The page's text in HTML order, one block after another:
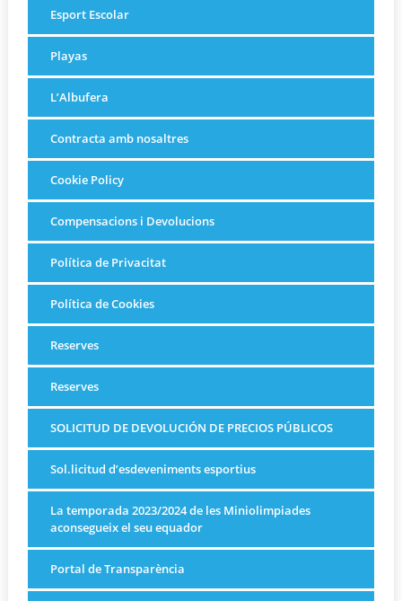
Esport Escolar
Playas
L’Albufera
Contracta amb nosaltres
Cookie Policy
Compensacions i Devolucions
Política de Privacitat
Política de Cookies
Reserves
Reserves
SOLICITUD DE DEVOLUCIÓN DE PRECIOS PÚBLICOS
Sol.licitud d’esdeveniments esportius
La temporada 2023/2024 de les Miniolimpiades
aconsegueix el seu equador
Portal de Transparència